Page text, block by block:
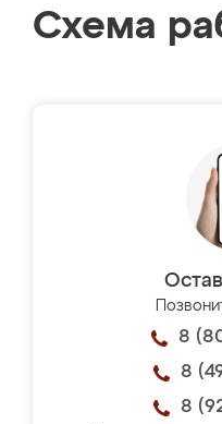
Схема
8
8
8